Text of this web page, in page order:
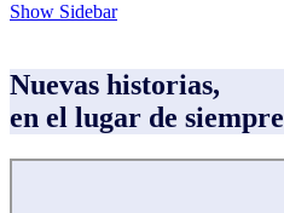
Show Sidebar
Nuevas historias,
en el lugar de siempre